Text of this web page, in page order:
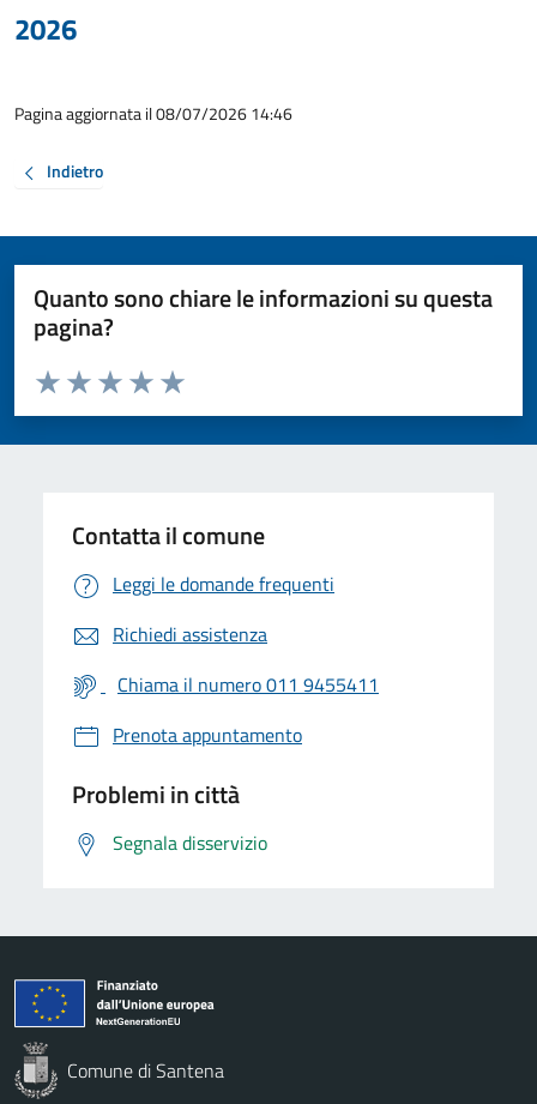
2026
Pagina aggiornata il 08/07/2026 14:46
Indietro
Quanto sono chiare le informazioni su questa
pagina?
Valuta da 1 a 5 stelle la pagina
Valuta 5 stelle su 5
Valuta 4 stelle su 5
Valuta 3 stelle su 5
Valuta 2 stelle su 5
Valuta 1 stelle su 5
Contatta il comune
Leggi le domande frequenti
Richiedi assistenza
Chiama il numero 011 9455411
Prenota appuntamento
Problemi in città
Segnala disservizio
Comune di Santena